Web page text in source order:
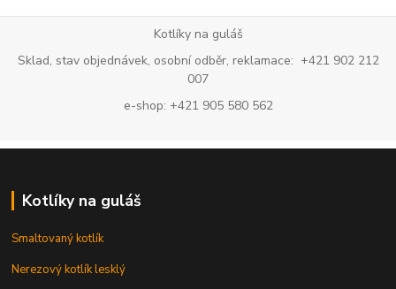
Kotlíky na guláš
Sklad, stav objednávek, osobní odběr, reklamace: +421 902 212
007
e-shop: +421 905 580 562
Kotlíky na guláš
Smaltovaný kotlík
Nerezový kotlík lesklý